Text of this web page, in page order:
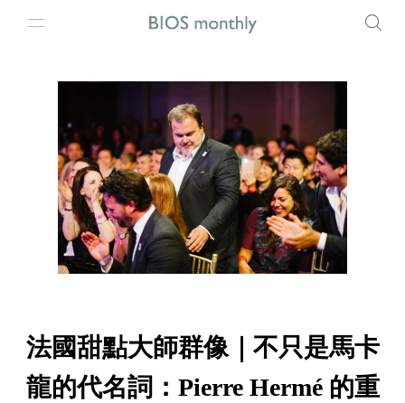
法國甜點大師群像｜不只是馬卡
龍的代名詞：Pierre Hermé 的重